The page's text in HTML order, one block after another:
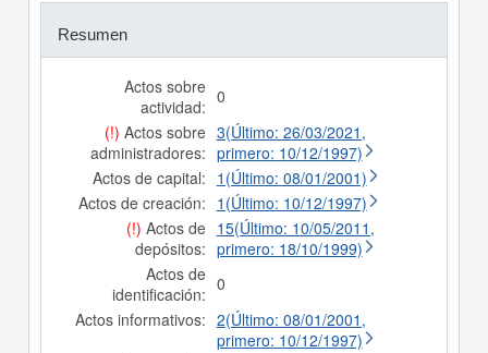
Resumen
Actos sobre
actividad: 0
(!) Actos sobre
administradores:
3(Último: 26/03/2021,
primero: 10/12/1997)
Actos de capital: 1(Último: 08/01/2001)
Actos de creación: 1(Último: 10/12/1997)
(!) Actos de
depósitos:
15(Último: 10/05/2011,
primero: 18/10/1999)
Actos de
identificación: 0
Actos informativos: 2(Último: 08/01/2001,
primero: 10/12/1997)